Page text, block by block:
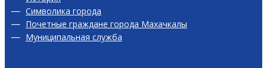
Символика города
Почетные граждане города Махачкалы
Муниципальная служба